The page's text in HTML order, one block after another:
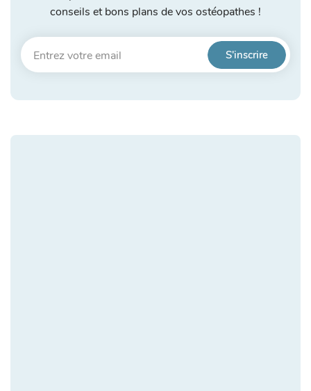
conseils et bons plans de vos ostéopathes !